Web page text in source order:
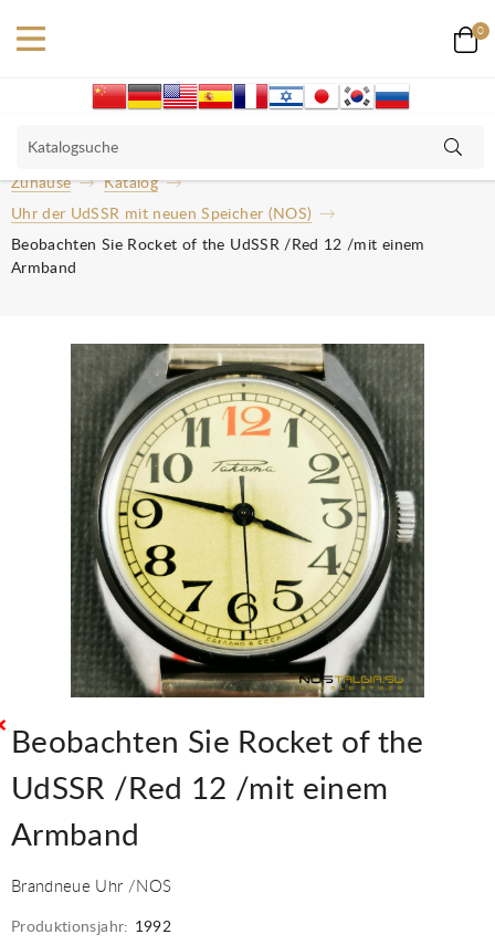
0
Zuhause
Katalog
Uhr der UdSSR mit neuen Speicher (NOS)
Beobachten Sie Rocket of the UdSSR /Red 12 /mit einem
Armband
Beobachten Sie Rocket of the
UdSSR /Red 12 /mit einem
Armband
Brandneue Uhr /NOS
Produktionsjahr: 1992